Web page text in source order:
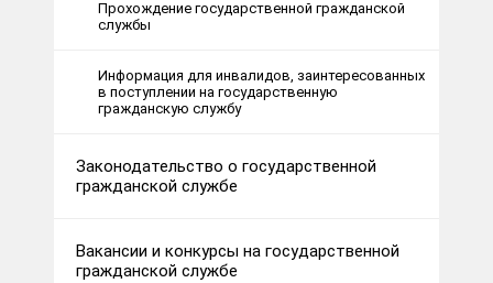
Прохождение государственной гражданской
службы
Информация для инвалидов, заинтересованных
в поступлении на государственную
гражданскую службу
Законодательство о государственной
гражданской службе
Вакансии и конкурсы на государственной
гражданской службе